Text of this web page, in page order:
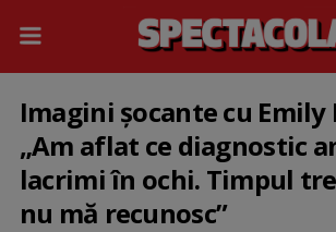
Imagini șocante cu Emily
„Am aflat ce diagnostic
lacrimi în ochi. Timpul
nu mă recunosc”